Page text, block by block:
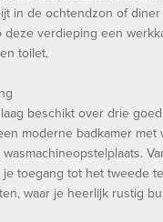
in de ochtendzon of
verdieping een
toilet.
beschikt over drie
moderne badkamer met
toegang tot het tweede
waar je heerlijk rustig